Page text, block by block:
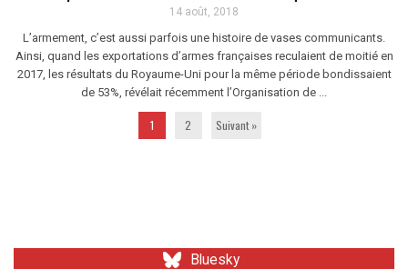
14 août, 2018
L’armement, c’est aussi parfois une histoire de vases communicants.
Ainsi, quand les exportations d’armes françaises reculaient de moitié en
2017, les résultats du Royaume-Uni pour la même période bondissaient
de 53%, révélait récemment l’Organisation de ...
1 2 Suivant »
Bluesky